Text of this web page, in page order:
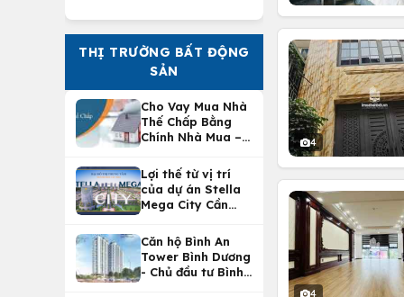
THỊ TRƯỜNG BẤT ĐỘNG
SẢN
Cho Vay Mua Nhà
Thế Chấp Bằng
Chính Nhà Mua –
Nhà Tại
Vietcombank
Lợi thế từ vị trí
của dự án Stella
Mega City Cần
Căn hộ Bình An
Tower Bình Dương
- Chủ đầu tư Bình
4
4